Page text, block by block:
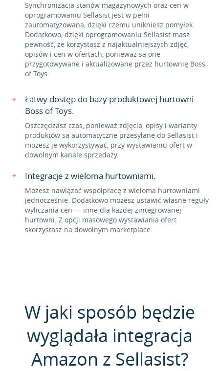
Synchronizacja stanów magazynowych oraz cen w
oprogramowaniu Sellasist jest w pełni
zautomatyzowana, dzięki czemu unikniesz pomyłek.
Dodatkowo, dzięki oprogramowaniu Sellasist masz
pewność, że korzystasz z najaktualniejszych zdjęć,
opisów i cen w ofertach, ponieważ są one
przygotowywane i aktualizowane przez hurtownię Boss
of Toys.
Łatwy dostęp do bazy produktowej hurtowni
Boss of Toys.
Oszczędzasz czas, ponieważ zdjęcia, opisy i warianty
produktów są automatyczne przesyłane do Sellasist i
możesz je wykorzystywać, przy wystawianiu ofert w
dowolnym kanale sprzedaży.
Integracje z wieloma hurtowniami.
Możesz nawiązać współpracę z wieloma hurtowniami
jednocześnie. Dodatkowo możesz ustawić własne reguły
wyliczania cen — inne dla każdej zintegrowanej
hurtowni. Z opcji masowego wystawiania ofert
skorzystasz na dowolnym marketplace.
W jaki sposób będzie
wyglądała integracja
Amazon z Sellasist?